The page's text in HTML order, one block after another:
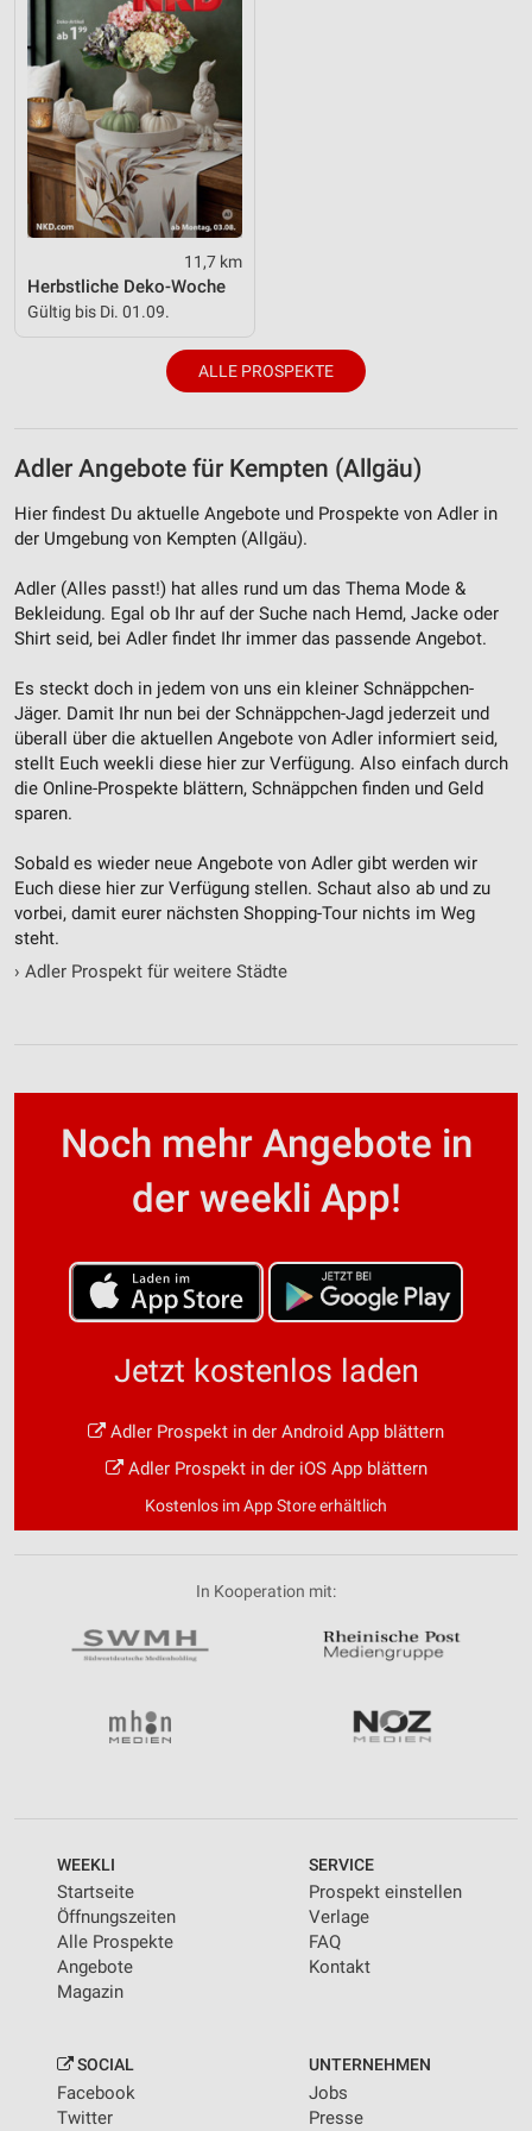
11,7 km
Herbstliche Deko-Woche
Gültig bis Di. 01.09.
ALLE PROSPEKTE
Adler Angebote für Kempten (Allgäu)
Hier findest Du aktuelle Angebote und Prospekte von Adler in
der Umgebung von Kempten (Allgäu).
Adler (Alles passt!) hat alles rund um das Thema Mode &
Bekleidung. Egal ob Ihr auf der Suche nach Hemd, Jacke oder
Shirt seid, bei Adler findet Ihr immer das passende Angebot.
Es steckt doch in jedem von uns ein kleiner Schnäppchen-
Jäger. Damit Ihr nun bei der Schnäppchen-Jagd jederzeit und
überall über die aktuellen Angebote von Adler informiert seid,
stellt Euch weekli diese hier zur Verfügung. Also einfach durch
die Online-Prospekte blättern, Schnäppchen finden und Geld
sparen.
Sobald es wieder neue Angebote von Adler gibt werden wir
Euch diese hier zur Verfügung stellen. Schaut also ab und zu
vorbei, damit eurer nächsten Shopping-Tour nichts im Weg
steht.
› Adler Prospekt für weitere Städte
Noch mehr Angebote in
der weekli App!
Jetzt kostenlos laden
Adler Prospekt in der Android App blättern
Adler Prospekt in der iOS App blättern
Kostenlos im App Store erhältlich
In Kooperation mit:
WEEKLI
Startseite
Öffnungszeiten
Alle Prospekte
Angebote
Magazin
SERVICE
Prospekt einstellen
Verlage
FAQ
Kontakt
SOCIAL
Facebook
Twitter
UNTERNEHMEN
Jobs
Presse
IAB-Besonderheiten:
Verwendung genauer Standortdaten
Geräte anhand von aktiv angeforderten
Informationen identifizieren
Nicht-IAB-Verarbeitungszwecke:
Notwendig
Funktional